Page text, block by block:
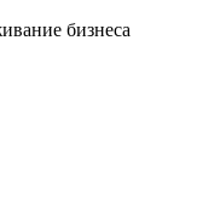
бизнеса